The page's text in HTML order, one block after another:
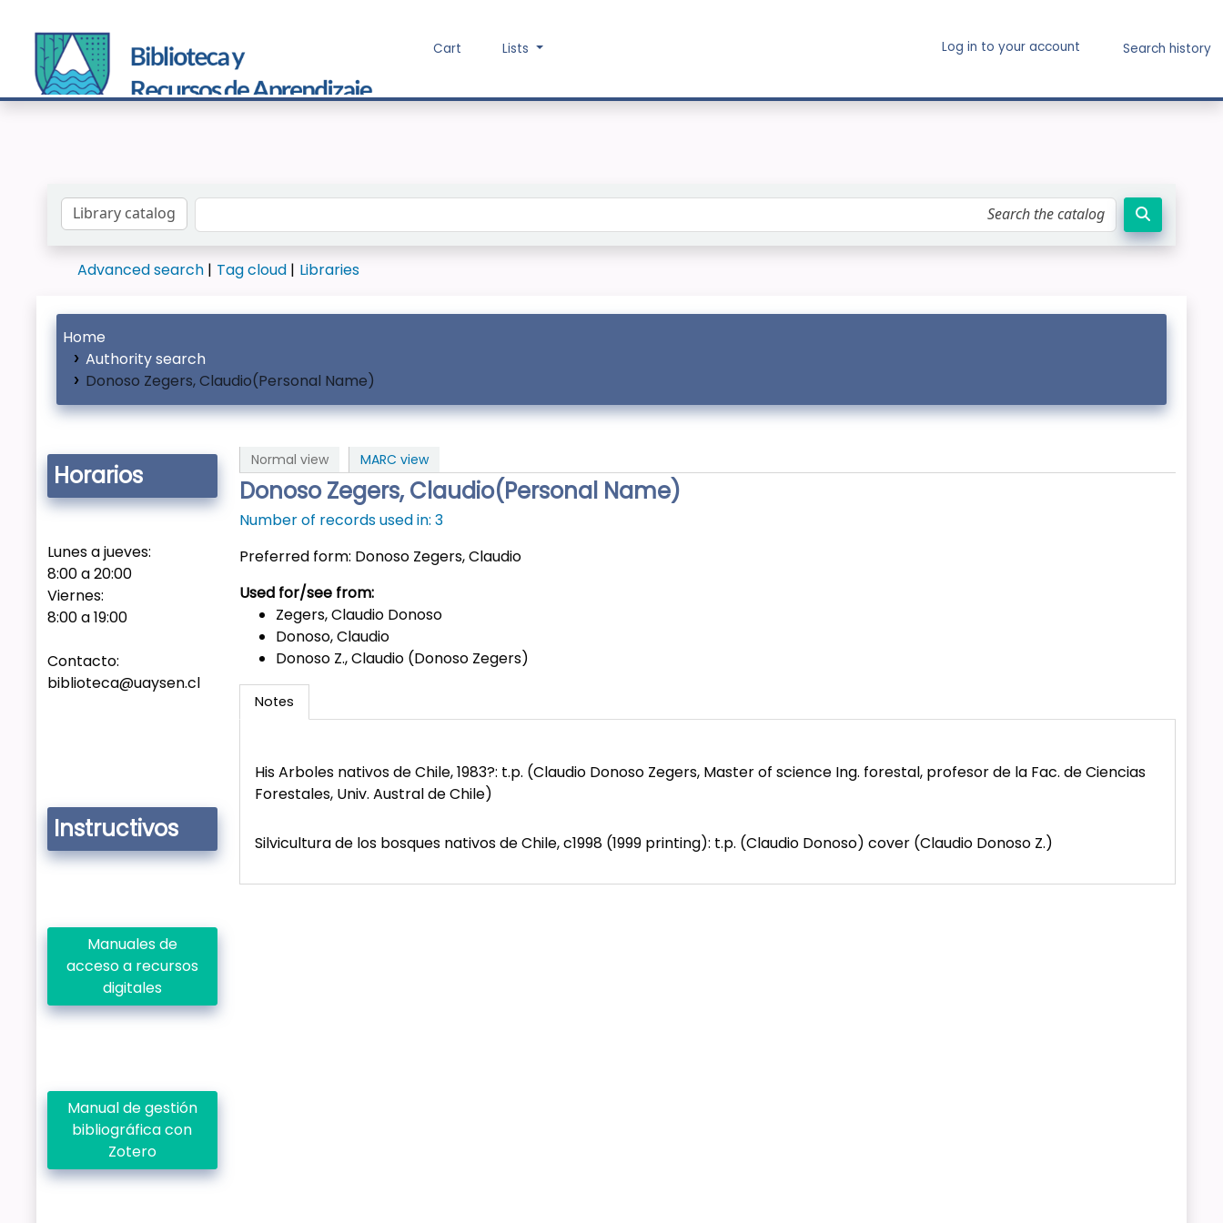
Cart Lists Log in to your account Search history
Search the catalog by:
Advanced search Tag cloud Libraries
Home
Authority search
Donoso Zegers, Claudio(Personal Name)
Horarios
Lunes a jueves:
8:00 a 20:00
Viernes:
8:00 a 19:00
Contacto:
biblioteca@uaysen.cl
Instructivos
Manuales de
acceso a recursos
digitales
Manual de gestión
bibliográfica con
Zotero
Normal view MARC view
Donoso Zegers, Claudio(Personal Name)
Number of records used in: 3
Preferred form: Donoso Zegers, Claudio
Used for/see from:
Zegers, Claudio Donoso
Donoso, Claudio
Donoso Z., Claudio (Donoso Zegers)
Notes
His Arboles nativos de Chile, 1983?: t.p. (Claudio Donoso Zegers, Master of science Ing. forestal, profesor de la Fac. de Ciencias
Forestales, Univ. Austral de Chile)
Silvicultura de los bosques nativos de Chile, c1998 (1999 printing): t.p. (Claudio Donoso) cover (Claudio Donoso Z.)